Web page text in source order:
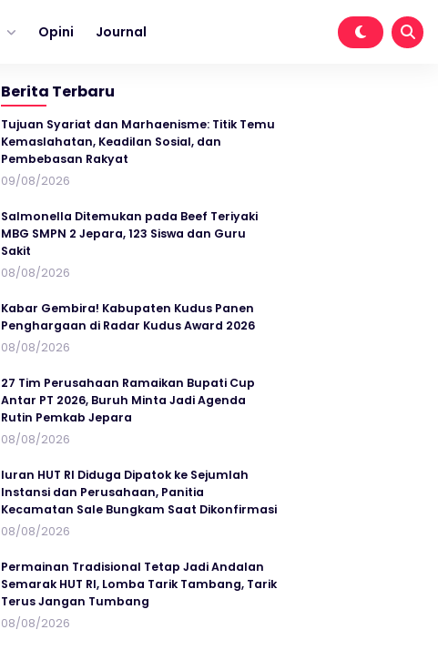
Opini Journal
Berita Terbaru
Tujuan Syariat dan Marhaenisme: Titik Temu
Kemaslahatan, Keadilan Sosial, dan
Pembebasan Rakyat
09/08/2026
Salmonella Ditemukan pada Beef Teriyaki
MBG SMPN 2 Jepara, 123 Siswa dan Guru
Sakit
08/08/2026
Kabar Gembira! Kabupaten Kudus Panen
Penghargaan di Radar Kudus Award 2026
08/08/2026
27 Tim Perusahaan Ramaikan Bupati Cup
Antar PT 2026, Buruh Minta Jadi Agenda
Rutin Pemkab Jepara
08/08/2026
Iuran HUT RI Diduga Dipatok ke Sejumlah
Instansi dan Perusahaan, Panitia
Kecamatan Sale Bungkam Saat Dikonfirmasi
08/08/2026
Permainan Tradisional Tetap Jadi Andalan
Semarak HUT RI, Lomba Tarik Tambang, Tarik
Terus Jangan Tumbang
08/08/2026